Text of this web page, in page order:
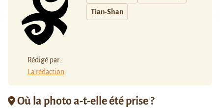
Rédigé par :
La rédaction
Tian-Shan
Où la photo a-t-elle été prise ?